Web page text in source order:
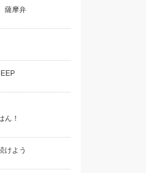
薩摩弁
ん！
けよう